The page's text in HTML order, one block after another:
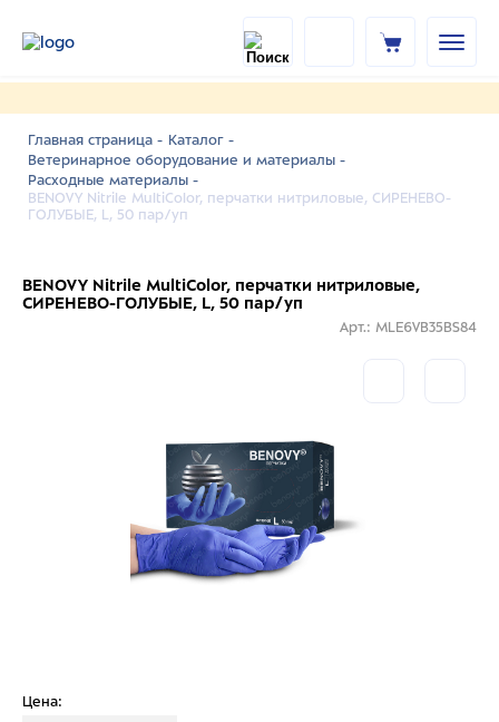
Главная страница - Каталог -
Ветеринарное оборудование и материалы -
Расходные материалы -
BENOVY Nitrile MultiColor, перчатки нитриловые, СИРЕНЕВО-
ГОЛУБЫЕ, L, 50 пар/уп
BENOVY Nitrile MultiColor, перчатки нитриловые,
СИРЕНЕВО-ГОЛУБЫЕ, L, 50 пар/уп
Арт.: MLE6VB35BS84
Цена: